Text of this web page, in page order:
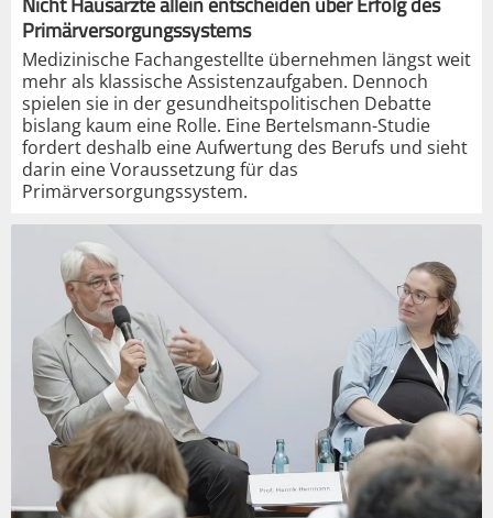
Primärversorgungssystems
Medizinische Fachangestellte übernehmen längst weit
mehr als klassische Assistenzaufgaben. Dennoch
spielen sie in der gesundheitspolitischen Debatte
bislang kaum eine Rolle. Eine Bertelsmann-Studie
fordert deshalb eine Aufwertung des Berufs und sieht
darin eine Voraussetzung für das
Primärversorgungssystem.